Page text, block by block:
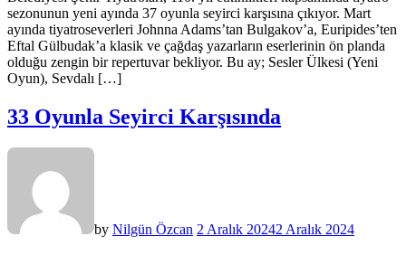
sezonunun yeni ayında 37 oyunla seyirci karşısına çıkıyor. Mart
ayında tiyatroseverleri Johnna Adams’tan Bulgakov’a, Euripides’ten
Eftal Gülbudak’a klasik ve çağdaş yazarların eserlerinin ön planda
olduğu zengin bir repertuvar bekliyor. Bu ay; Sesler Ülkesi (Yeni
Oyun), Sevdalı […]
33 Oyunla Seyirci Karşısında
by Nilgün Özcan 2 Aralık 20242 Aralık 2024